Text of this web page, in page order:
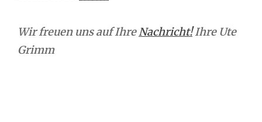
Wir freuen uns auf IhreNachricht!Ihre Ute
Grimm